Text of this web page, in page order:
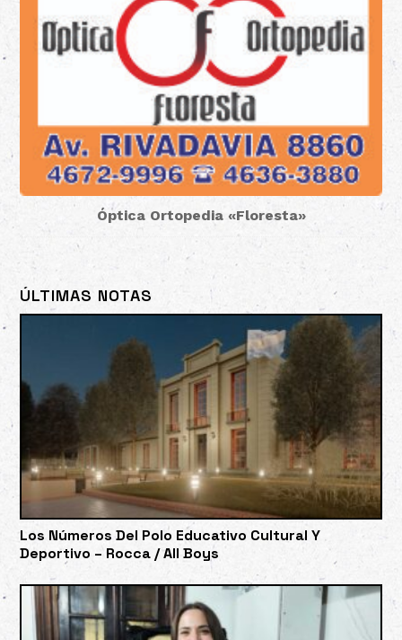
Óptica Ortopedia «Floresta»
ÚLTIMAS NOTAS
Los Números Del Polo Educativo Cultural Y
Deportivo – Rocca / All Boys